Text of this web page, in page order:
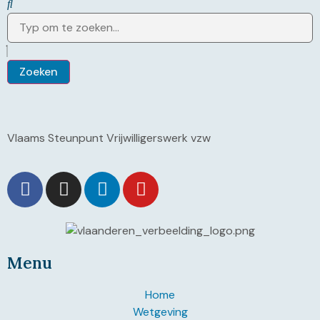
Zoeken
Vlaams Steunpunt Vrijwilligerswerk vzw
Menu
Home
Wetgeving